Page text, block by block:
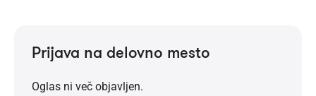
Prijava na delovno mesto
Oglas ni več objavljen.